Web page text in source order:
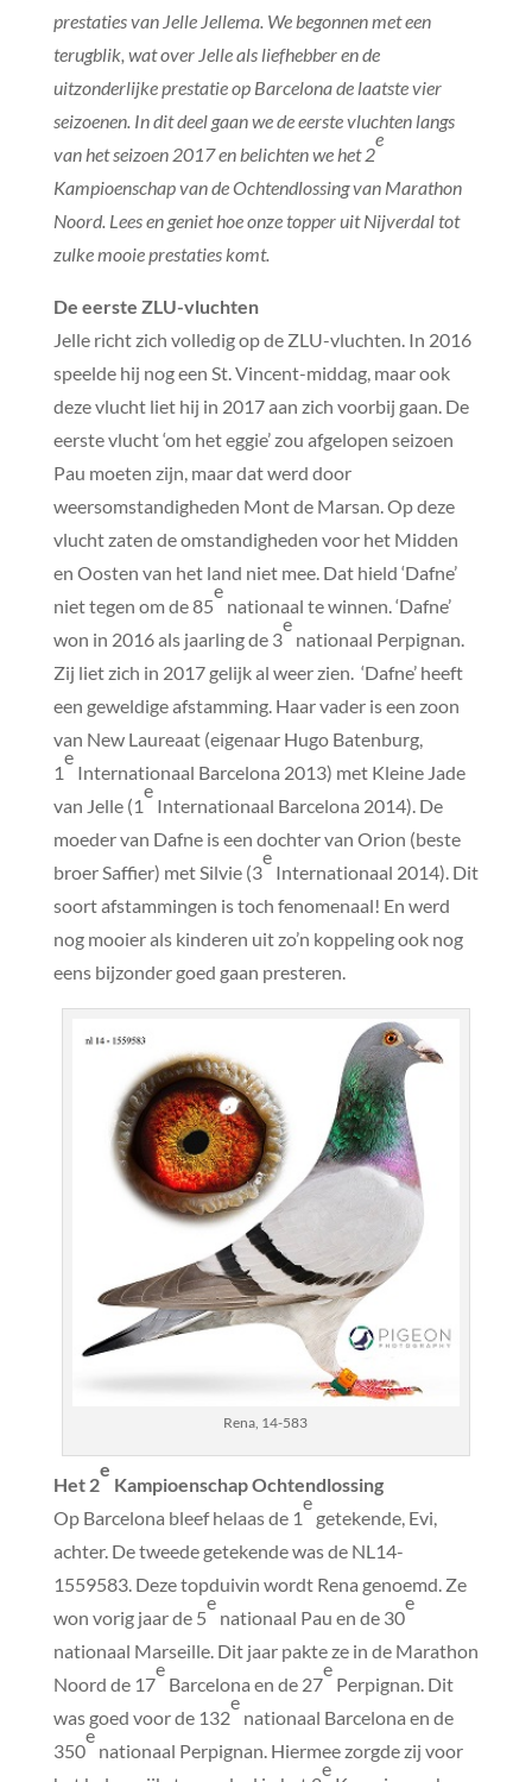
prestaties van Jelle Jellema. We begonnen met een
terugblik, wat over Jelle als liefhebber en de
uitzonderlijke prestatie op Barcelona de laatste vier
seizoenen. In dit deel gaan we de eerste vluchten langs
van het seizoen 2017 en belichten we het 2
e
Kampioenschap van de Ochtendlossing van Marathon
Noord. Lees en geniet hoe onze topper uit Nijverdal tot
zulke mooie prestaties komt.
De eerste ZLU-vluchten
Jelle richt zich volledig op de ZLU-vluchten. In 2016
speelde hij nog een St. Vincent-middag, maar ook
deze vlucht liet hij in 2017 aan zich voorbij gaan. De
eerste vlucht ‘om het eggie’ zou afgelopen seizoen
Pau moeten zijn, maar dat werd door
weersomstandigheden Mont de Marsan. Op deze
vlucht zaten de omstandigheden voor het Midden
en Oosten van het land niet mee. Dat hield ‘Dafne’
niet tegen om de 85
e
nationaal te winnen. ‘Dafne’
won in 2016 als jaarling de 3
e
nationaal Perpignan.
Zij liet zich in 2017 gelijk al weer zien. ‘Dafne’ heeft
een geweldige afstamming. Haar vader is een zoon
van New Laureaat (eigenaar Hugo Batenburg,
1
e
Internationaal Barcelona 2013) met Kleine Jade
van Jelle (1
e
Internationaal Barcelona 2014). De
moeder van Dafne is een dochter van Orion (beste
broer Saffier) met Silvie (3
e
Internationaal 2014). Dit
soort afstammingen is toch fenomenaal! En werd
nog mooier als kinderen uit zo’n koppeling ook nog
eens bijzonder goed gaan presteren.
Rena, 14-583
Het 2
e
Kampioenschap Ochtendlossing
Op Barcelona bleef helaas de 1
e
getekende, Evi,
achter. De tweede getekende was de NL14-
1559583. Deze topduivin wordt Rena genoemd. Ze
won vorig jaar de 5
e
nationaal Pau en de 30
e
nationaal Marseille. Dit jaar pakte ze in de Marathon
Noord de 17
e
Barcelona en de 27
e
Perpignan. Dit
was goed voor de 132
e
nationaal Barcelona en de
350
e
nationaal Perpignan. Hiermee zorgde zij voor
e